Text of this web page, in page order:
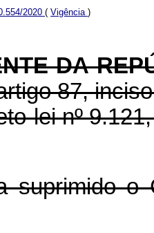
2020 ( Vigência )
DA
87,
lei nº
suprimido o